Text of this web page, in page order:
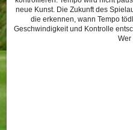
neue Kunst. Die Zukunft des
die erkennen, wann Tempo
Geschwindigkeit und Kontrolle
Wer